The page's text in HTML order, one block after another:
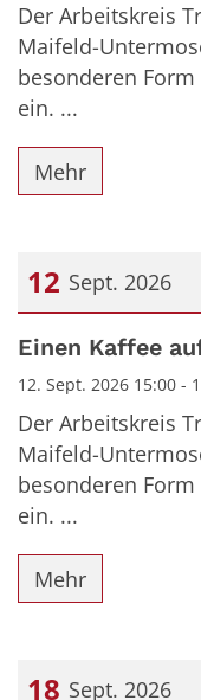
Der Arbeitskreis
Maifeld-
besonderen
ein. ...
Mehr
12 Sept. 2026
Datum: 12.
Einen Kaffee
12. Sept. 2026 15:00 -
Der Arbeitskreis
Maifeld-
besonderen
ein. ...
Mehr
18 Sept. 2026